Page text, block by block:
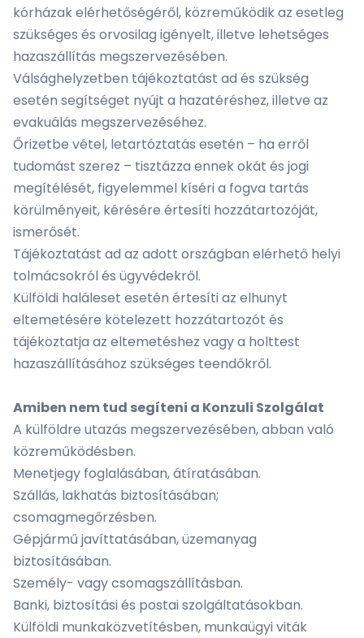
kórházak elérhetőségéről, közreműködik az esetleg
szükséges és orvosilag igényelt, illetve lehetséges
hazaszállítás megszervezésében.
Válsághelyzetben tájékoztatást ad és szükség
esetén segítséget nyújt a hazatéréshez, illetve az
evakuálás megszervezéséhez.
Őrizetbe vétel, letartóztatás esetén – ha erről
tudomást szerez – tisztázza ennek okát és jogi
megítélését, figyelemmel kíséri a fogva tartás
körülményeit, kérésére értesíti hozzátartozóját,
ismerősét.
Tájékoztatást ad az adott országban elérhető helyi
tolmácsokról és ügyvédekről.
Külföldi haláleset esetén értesíti az elhunyt
eltemetésére kötelezett hozzátartozót és
tájékoztatja az eltemetéshez vagy a holttest
hazaszállításához szükséges teendőkről.
Amiben nem tud segíteni a Konzuli Szolgálat
A külföldre utazás megszervezésében, abban való
közreműködésben.
Menetjegy foglalásában, átíratásában.
Szállás, lakhatás biztosításában;
csomagmegőrzésben.
Gépjármű javíttatásában, üzemanyag
biztosításában.
Személy- vagy csomagszállításban.
Banki, biztosítási és postai szolgáltatásokban.
Külföldi munkaközvetítésben, munkaügyi viták